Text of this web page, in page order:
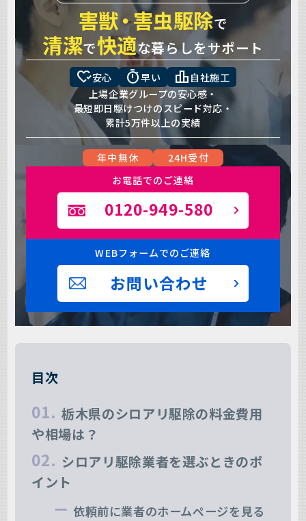
害獣・害虫駆除で
清潔で快適な暮らしをサポート
heart_check安心 timer早い leaderboard 自社施工
上場企業グループの安心感・
最短即日駆けつけのスピード対応・
累計5万件以上の実績
年中無休
24H受付
お電話でのご連絡
0120-949-580
WEBフォームでのご連絡
お問い合わせ
目次
栃木県のシロアリ駆除の料金費用
や相場は？
シロアリ駆除業者を選ぶときのポ
イント
依頼前に業者のホームページを見る